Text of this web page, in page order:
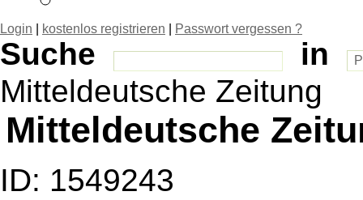
Login kostenlos registrieren Passwort vergessen ?
Suche
in
Mitteldeutsche Zeitung
Mitteldeutsche
ID: 1549243